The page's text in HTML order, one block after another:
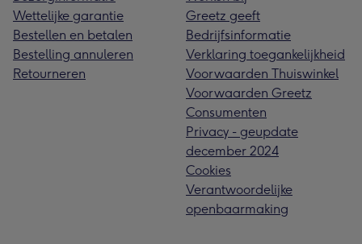
Wettelijke garantie
Bestellen en betalen
Bestelling annuleren
Retourneren
Greetz geeft
Bedrijfsinformatie
Verklaring toegankelijkheid
Voorwaarden Thuiswinkel
Voorwaarden Greetz
Consumenten
Privacy - geupdate
december 2024
Cookies
Verantwoordelijke
openbaarmaking